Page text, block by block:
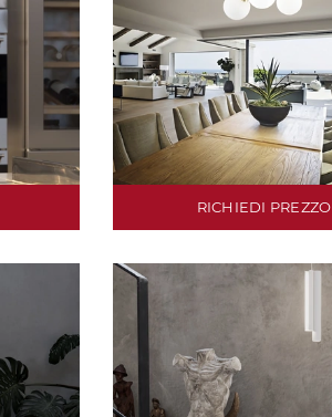
RICHIEDI PREZZO